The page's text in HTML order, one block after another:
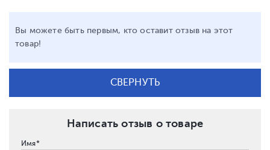
Вы можете быть первым, кто оставит отзыв на этот
товар!
СВЕРНУТЬ
Написать отзыв о товаре
Имя*